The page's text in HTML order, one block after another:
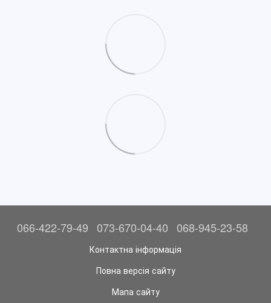
066-422-79-49 073-670-04-40 068-945-23-58
Контактна інформація
Повна версія сайту
Мапа сайту